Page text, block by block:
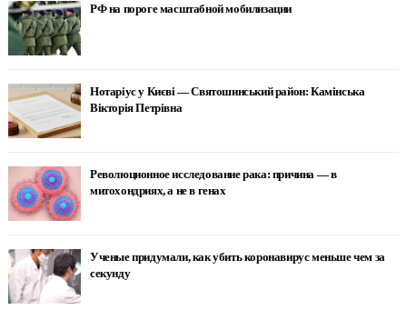
РФ на пороге масштабной мобилизации
Нотаріус у Києві — Святошинський район: Камінська
Вікторія Петрівна
Революционное исследование рака: причина — в
митохондриях, а не в генах
Ученые придумали, как убить коронавирус меньше чем за
секунду